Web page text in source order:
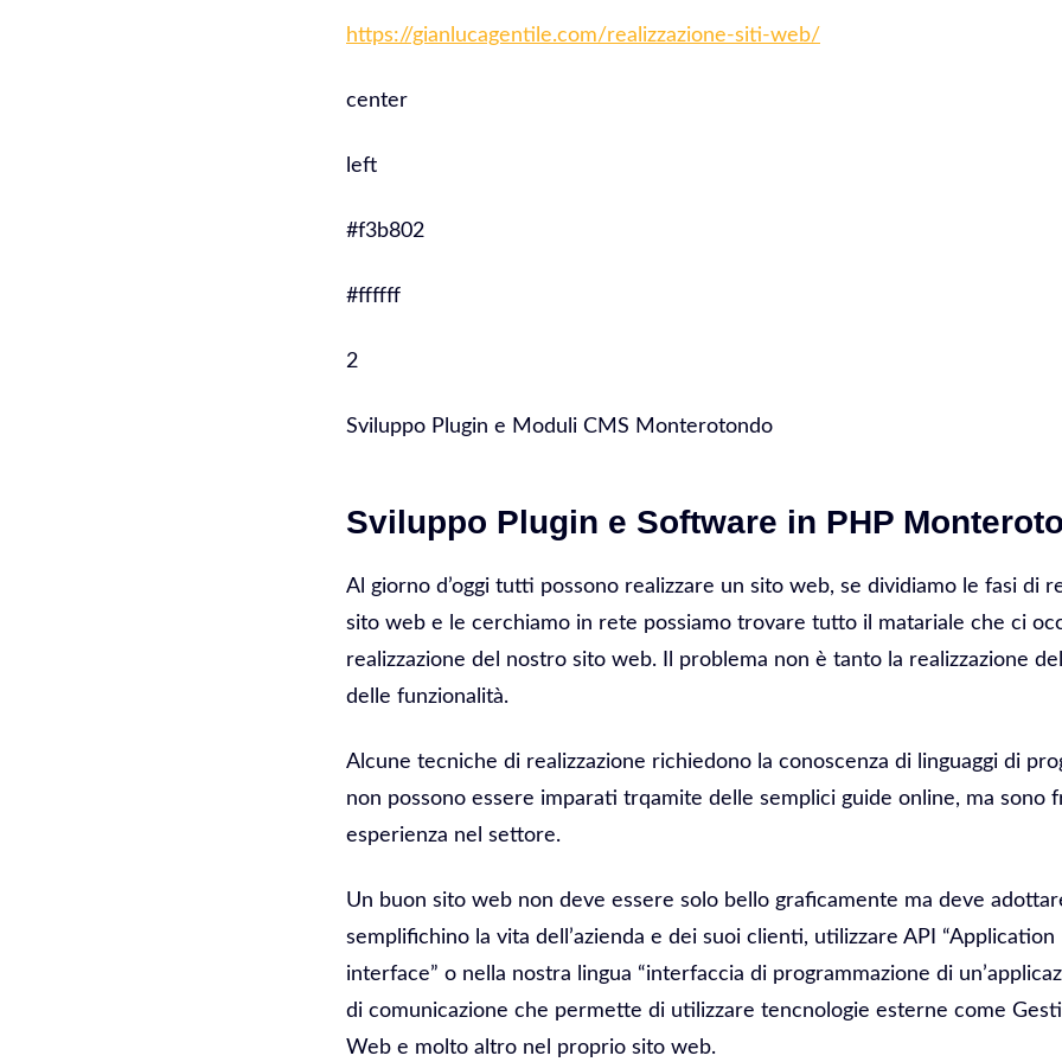
https://gianlucagentile.com/realizzazione-siti-web/
center
left
#f3b802
#ffffff
2
Sviluppo Plugin e Moduli CMS Monterotondo
Sviluppo Plugin e Software in PHP
Al giorno d’oggi tutti possono realizzare un sito web, se dividiamo le fasi di
sito web e le cerchiamo in rete possiamo trovare tutto il matariale che ci
realizzazione del nostro sito web. Il problema non è tanto la realizzazione
delle funzionalità.
Alcune tecniche di realizzazione richiedono la conoscenza di linguaggi di
non possono essere imparati trqamite delle semplici guide online, ma sono
esperienza nel settore.
Un buon sito web non deve essere solo bello graficamente ma deve
semplifichino la vita dell’azienda e dei suoi clienti, utilizzare API
interface” o nella nostra lingua “interfaccia di programmazione di
di comunicazione che permette di utilizzare tencnologie esterne come
Web e molto altro nel proprio sito web.